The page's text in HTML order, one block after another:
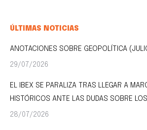
ÚLTIMAS NOTICIAS
ANOTACIONES SOBRE GEOPOLÍTICA
29/07/2026
EL IBEX SE PARALIZA TRAS LLEGAR A
HISTÓRICOS ANTE LAS DUDAS SOBRE
28/07/2026